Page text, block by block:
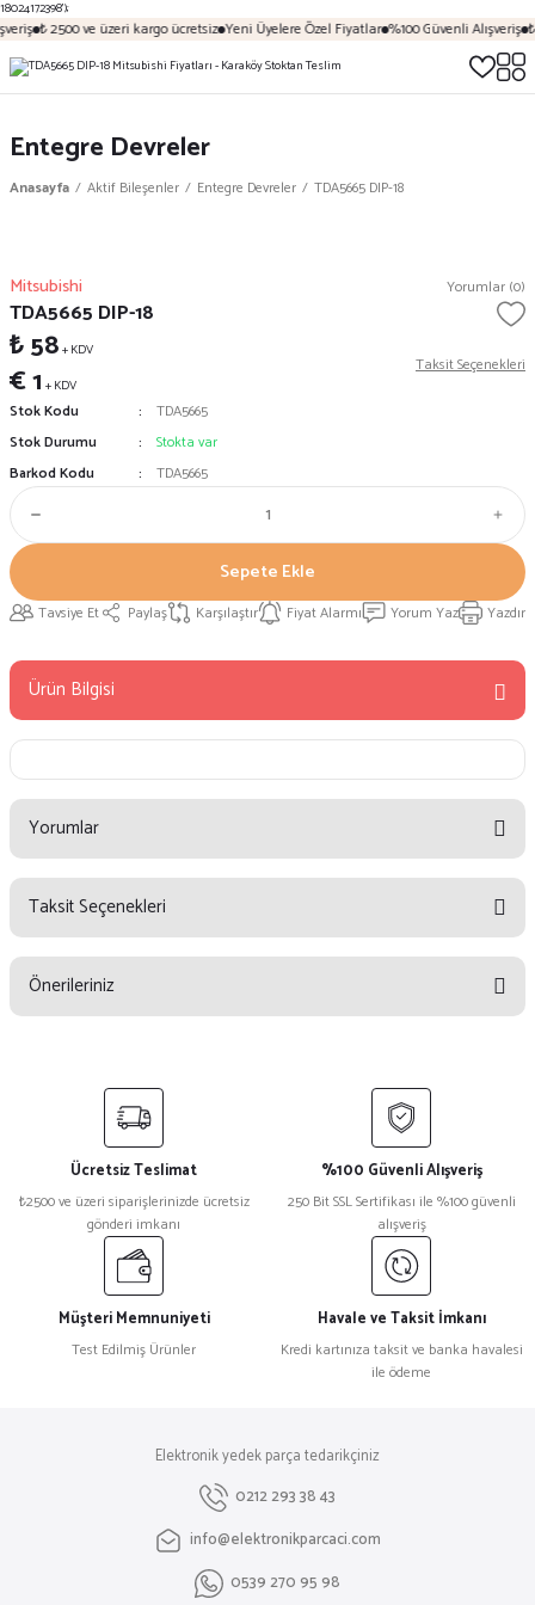
18024172398');
₺ 2500 ve üzeri kargo ücretsiz Yeni Üyelere Özel Fiyatlar %100 Güvenli Alışveriş
Entegre Devreler
Anasayfa Aktif Bileşenler Entegre Devreler TDA5665 DIP-18
Mitsubishi Yorumlar (0)
TDA5665 DIP-18
₺ 58+ KDV
€ 1 + KDV
Taksit Seçenekleri
Stok Kodu
TDA5665
Stok Durumu
Stokta var
Barkod Kodu
TDA5665
Sepete Ekle
Tavsiye Et Paylaş Karşılaştır Fiyat Alarmı Yorum Yaz Yazdır
Ürün Bilgisi
Yorumlar
Yorum Yaz
Taksit Seçenekleri
Önerileriniz
yetersiz gördüğünüz noktaları öneri formunu kullanarak tarafımıza
Görüş ve önerileriniz için teşekkür ederiz.
Ürün resmi kalitesiz, bozuk veya görüntülenemiyor.
Ürün açıklamasında eksik bilgiler bulunuyor.
Ürün bilgilerinde hatalar bulunuyor.
Ürün fiyatı diğer sitelerden daha pahalı.
Bu ürüne benzer farklı alternatifler olmalı.
Gönder
Ücretsiz Teslimat
₺2500 ve üzeri siparişlerinizde ücretsiz
gönderi imkanı
%100 Güvenli Alışveriş
250 Bit SSL Sertifikası ile %100 güvenli
alışveriş
Müşteri Memnuniyeti
Test Edilmiş Ürünler
Havale ve Taksit İmkanı
Kredi kartınıza taksit ve banka havalesi
ile ödeme
Elektronik yedek parça tedarikçiniz
0212 293 38 43
info@elektronikparcaci.com
0539 270 95 98